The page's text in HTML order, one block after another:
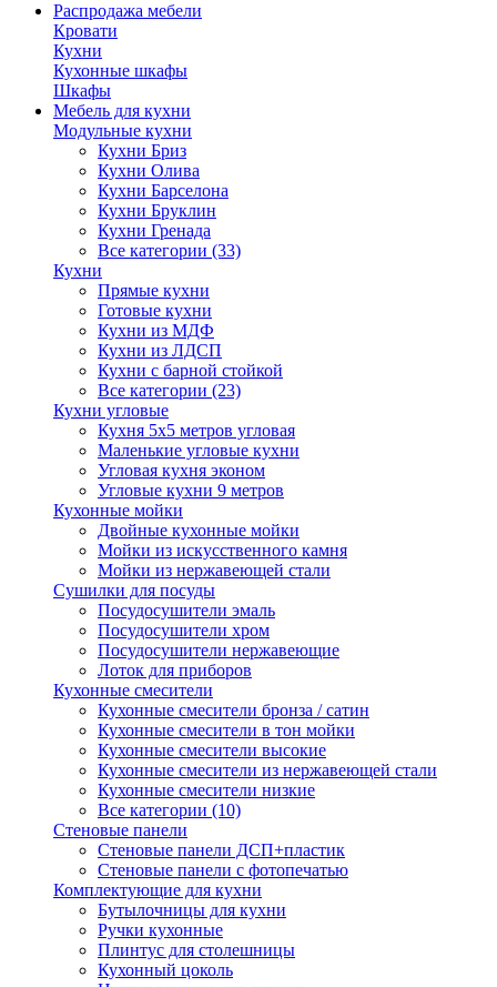
Распродажа мебели
Кровати
Кухни
Кухонные шкафы
Шкафы
Мебель для кухни
Модульные кухни
Кухни Бриз
Кухни Олива
Кухни Барселона
Кухни Бруклин
Кухни Гренада
Все категории (33)
Кухни
Прямые кухни
Готовые кухни
Кухни из МДФ
Кухни из ЛДСП
Кухни с барной стойкой
Все категории (23)
Кухни угловые
Кухня 5х5 метров угловая
Маленькие угловые кухни
Угловая кухня эконом
Угловые кухни 9 метров
Кухонные мойки
Двойные кухонные мойки
Мойки из искусственного камня
Мойки из нержавеющей стали
Сушилки для посуды
Посудосушители эмаль
Посудосушители хром
Посудосушители нержавеющие
Лоток для приборов
Кухонные смесители
Кухонные смесители бронза / сатин
Кухонные смесители в тон мойки
Кухонные смесители высокие
Кухонные смесители из нержавеющей стали
Кухонные смесители низкие
Все категории (10)
Стеновые панели
Стеновые панели ДСП+пластик
Стеновые панели с фотопечатью
Комплектующие для кухни
Бутылочницы для кухни
Ручки кухонные
Плинтус для столешницы
Кухонный цоколь